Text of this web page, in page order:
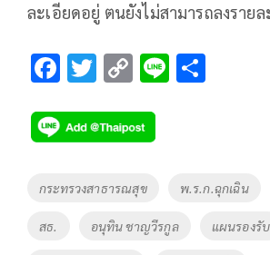
ละเอียดอยู่ ตนยังไม่สามารถลงราย
F
e
b
o
T
tt
er
C
p
y
Li
k
Li
Tags
กระทรวงสาธารณสุข พ.ร.ก.ฉุกเฉิน
สธ. อนุทิน ชาญวีรกูล แผนรองรับ